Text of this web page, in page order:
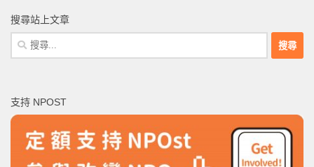
搜尋站上文章
搜
尋
字:
支持 NPOST